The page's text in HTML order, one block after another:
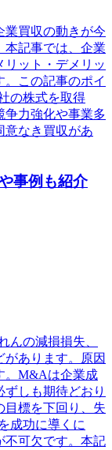
業買収の動きが今
本記事では、企業
リット・デメリッ
。この記事のポイ
の株式を取得
争力強化や事業多
意なき買収があ
事例も紹介
んの減損損失、
あります。原因
。M&Aは企業成
しも期待どおり
目標を下回り、失
成功に導くに
不可欠です。本記